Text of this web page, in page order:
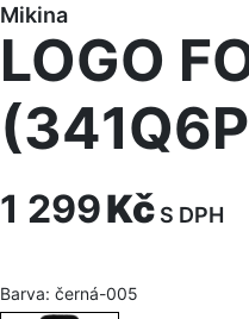
Mikina
LOGO
1 299Kč S DPH
Barva: černá-005